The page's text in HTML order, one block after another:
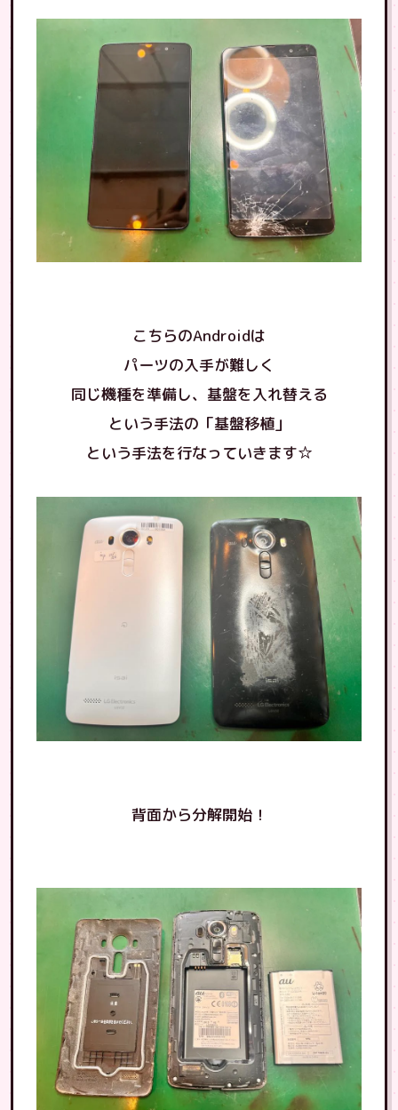
こちらのAndroidは
パーツの入手が難しく
同じ機種を準備し、基盤を入れ替える
という手法の「基盤移植」
という手法を行なっていきます☆
背面から分解開始！